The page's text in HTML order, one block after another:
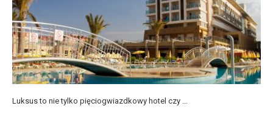
Luksus to nie tylko pięciogwiazdkowy hotel czy ...